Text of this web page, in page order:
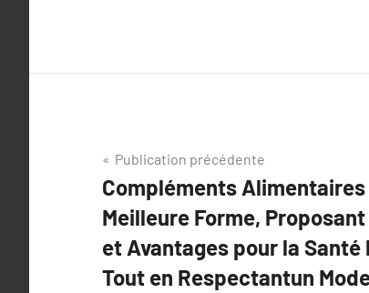
Navigation
de
l’article
Publication précédente
Compléments
Meilleure Forme,
et Avantages pour la Santé
Tout en Respectantun